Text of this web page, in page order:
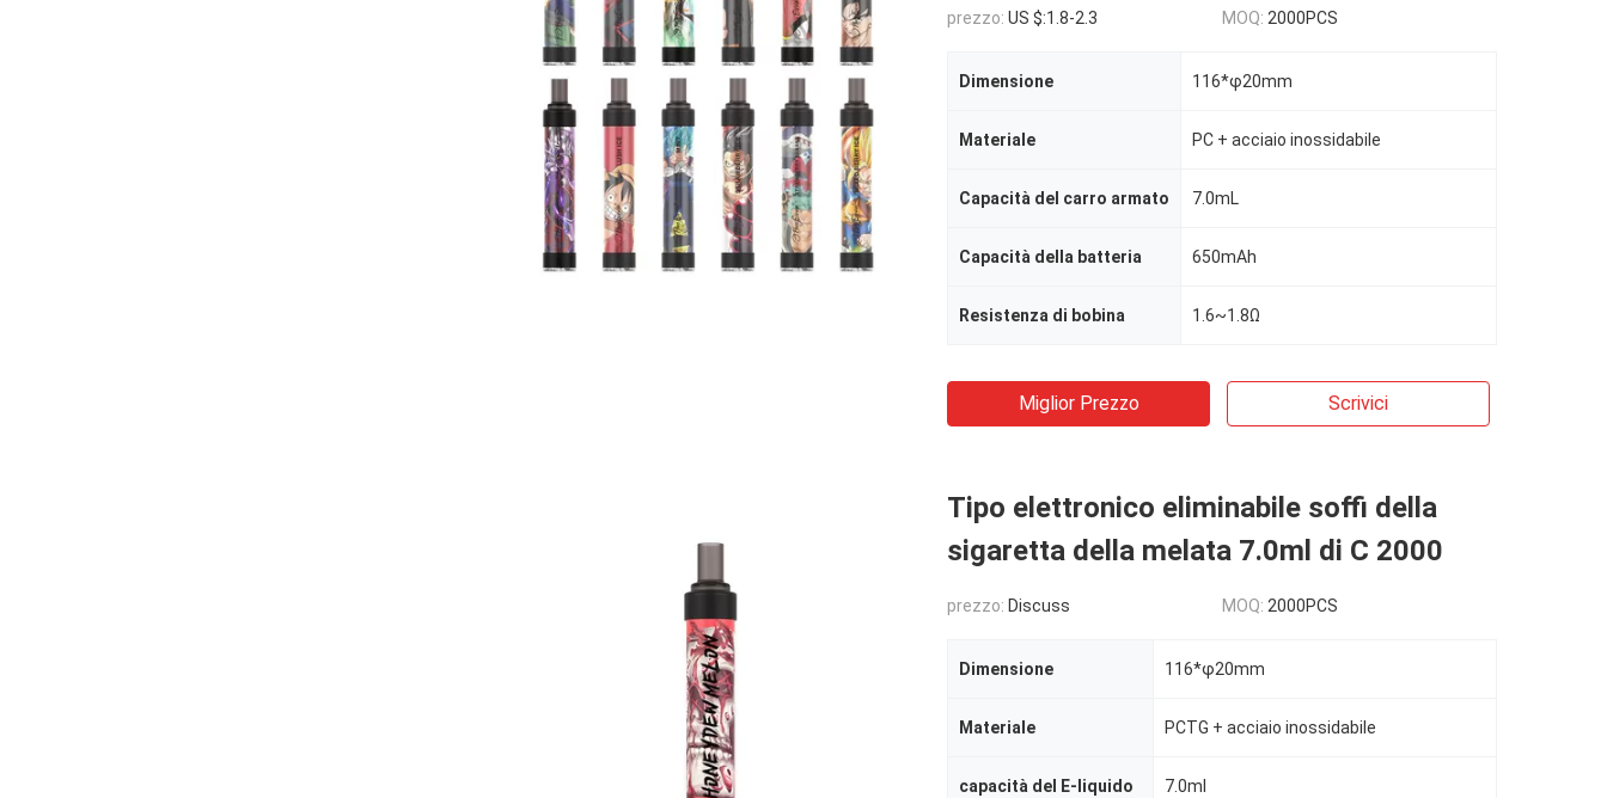
prezzo: US $:1.8-2.3 MOQ: 2000PCS
Dimensione 116*φ20mm
Materiale PC + acciaio inossidabile
Capacità del carro armato 7.0mL
Capacità della batteria 650mAh
Resistenza di bobina 1.6~1.8Ω
Miglior Prezzo Scrivici
Tipo elettronico eliminabile soffi della
sigaretta della melata 7.0ml di C 2000
prezzo: Discuss MOQ: 2000PCS
Dimensione 116*φ20mm
Materiale PCTG + acciaio inossidabile
capacità del E-liquido 7.0ml